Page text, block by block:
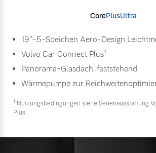
CorePlusUltra
19"-5-Speichen Aero-Design
Volvo Car Connect Plus1
Panorama-Glasdach, feststehend
Wärmepumpe zur
1 Nutzungsbedingungen siehe Serienausstattung
Plus